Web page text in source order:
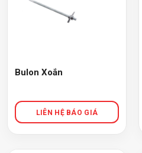
Bulon Xoắn